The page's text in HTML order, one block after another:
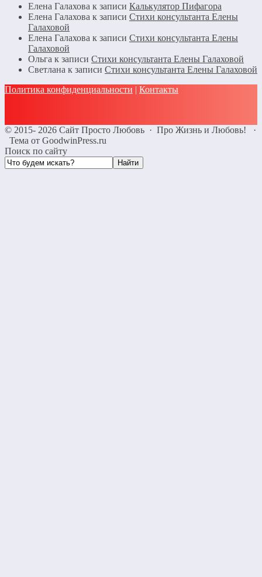
Елена Галахова к записи Калькулятор Пифагора
Елена Галахова к записи Стихи консультанта Елены
Галаховой
Елена Галахова к записи Стихи консультанта Елены
Галаховой
Ольга к записи Стихи консультанта Елены Галаховой
Светлана к записи Стихи консультанта Елены Галаховой
Политика конфиденциальности | Контакты
© 2015- 2026 Сайт Просто Любовь · Про Жизнь и Любовь!
·
Тема от GoodwinPress.ru
Поиск по сайту